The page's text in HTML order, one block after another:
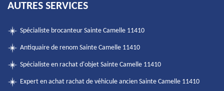
AUTRES SERVICES
Spécialiste brocanteur Sainte Camelle 11410
Antiquaire de renom Sainte Camelle 11410
Spécialiste en rachat d'objet Sainte Camelle 11410
Expert en achat rachat de véhicule ancien Sainte Camelle 11410